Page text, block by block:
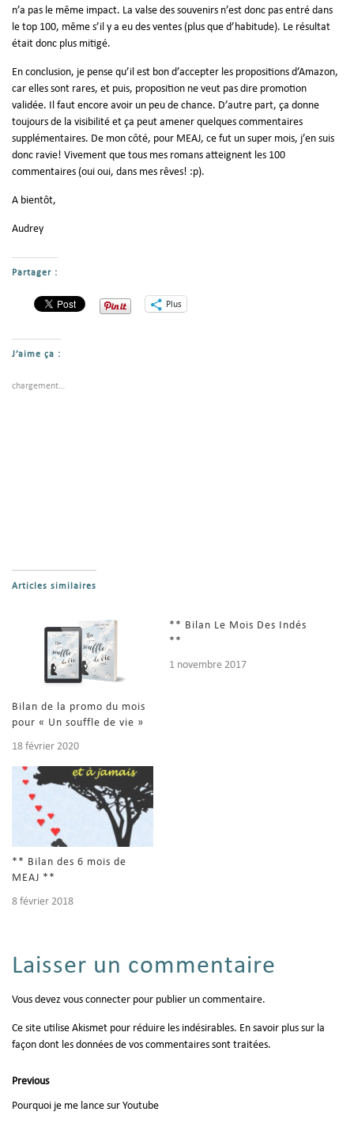
n’a pas le même impact. La valse des souvenirs n’est donc pas entré dans
le top 100, même s’il y a eu des ventes (plus que d’habitude). Le résultat
était donc plus mitigé.
En conclusion, je pense qu’il est bon d’accepter les propositions d’Amazon,
car elles sont rares, et puis, proposition ne veut pas dire promotion
validée. Il faut encore avoir un peu de chance. D’autre part, ça donne
toujours de la visibilité et ça peut amener quelques commentaires
supplémentaires. De mon côté, pour MEAJ, ce fut un super mois, j’en suis
donc ravie! Vivement que tous mes romans atteignent les 100
commentaires (oui oui, dans mes rêves! :p).
A bientôt,
Audrey
Partager :
Plus
J’aime ça :
chargement…
Articles similaires
Bilan de la promo du mois
pour « Un souffle de vie »
18 février 2020
** Bilan Le Mois Des Indés
**
1 novembre 2017
** Bilan des 6 mois de
MEAJ **
8 février 2018
Laisser un commentaire
Vous devez vous connecter pour publier un commentaire.
Ce site utilise Akismet pour réduire les indésirables. En savoir plus sur la
façon dont les données de vos commentaires sont traitées.
Previous
Pourquoi je me lance sur Youtube